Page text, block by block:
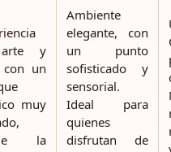
y
un
muy
la
Ambiente
elegante, con
un punto
sofisticado y
sensorial.
Ideal para
quienes
disfrutan de